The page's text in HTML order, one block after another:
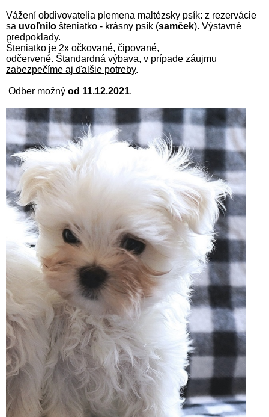
Vážení obdivovatelia plemena maltézsky psík: z rezervácie
sa uvoľnilo šteniatko - krásny psík (samček). Výstavné
predpoklady.
Šteniatko je 2x očkované, čipované,
odčervené. Štandardná výbava, v prípade záujmu
zabezpečíme aj ďalšie potreby.
Odber možný od 11.12.2021.